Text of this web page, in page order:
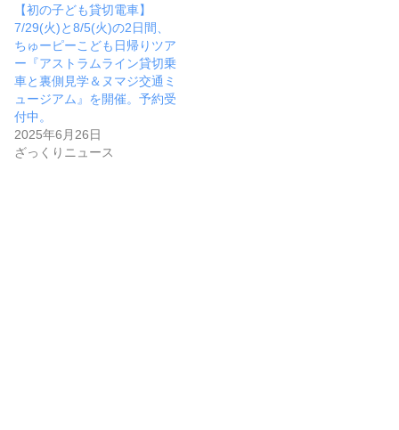
【初の子ども貸切電車】
7/29(火)と8/5(火)の2日間、
ちゅーピーこども日帰りツア
ー『アストラムライン貸切乗
車と裏側見学＆ヌマジ交通ミ
ュージアム』を開催。予約受
付中。
2025年6月26日
ざっくりニュース